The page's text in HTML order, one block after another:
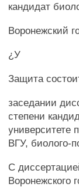
кандидат
Воронежский
¿У
Защита
заседании
степени
университете
ВГУ, биолого-
С
Воронежского